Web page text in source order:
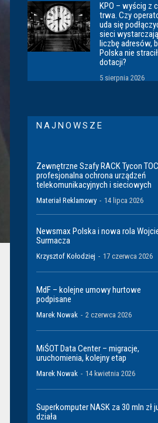
KPO – wyścig z
trwa. Czy
uda się
sieci
liczbę adresów,
Polska nie
dotacji?
5 sierpnia 2026
NAJNOWSZE
Zewnętrzne Szafy RACK Tycon
profesjonalna ochrona urządzeń
telekomunikacyjnych i sieciowych
Materiał Reklamowy - 14 lipca 2026
Newsmax Polska i nowa rola
Surmacza
Krzysztof Kołodziej - 17 czerwca 2026
MdF – kolejne umowy hurtowe
podpisane
Marek Nowak - 2 czerwca 2026
MiŚOT Data Center – migracje,
uruchomienia, kolejny etap
Marek Nowak - 14 kwietnia 2026
Superkomputer NASK za 30 mln zł
działa